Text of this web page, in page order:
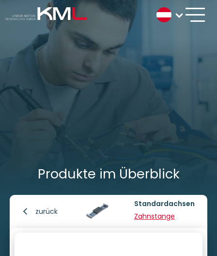
Produkte im Überblick
zurück
Standardachsen
Zahnstange